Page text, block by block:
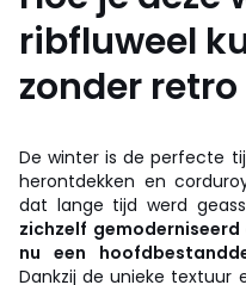
ribfluweel
zonder
De winter is de perfecte
herontdekken en
dat lange tijd werd
zichzelf
nu een
Dankzij de unieke textuur